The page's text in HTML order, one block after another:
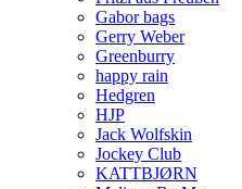
Gabor bags
Gerry Weber
Greenburry
happy rain
Hedgren
HJP
Jack Wolfskin
Jockey Club
KATTBJØRN